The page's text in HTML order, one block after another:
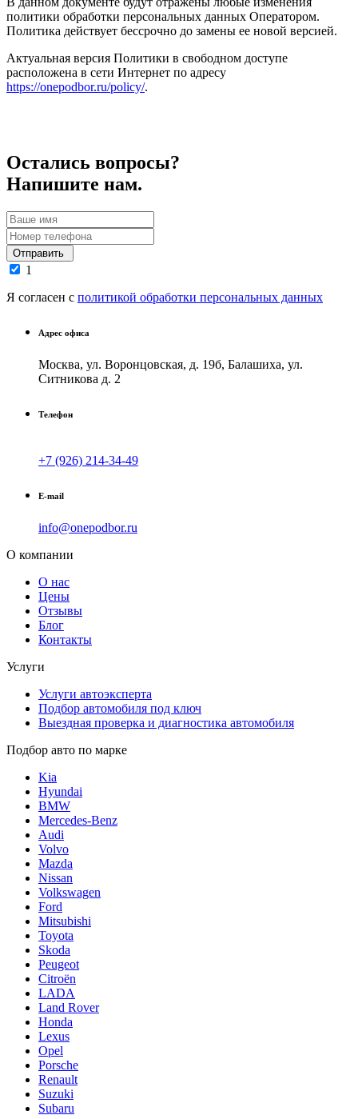
политики обработки персональных данных Оператором.
Политика действует бессрочно до замены ее новой версией.
Актуальная версия Политики в свободном доступе
расположена в сети Интернет по адресу
https://onepodbor.ru/policy/.
Остались вопросы?
Напишите нам.
Отправить
1
Я согласен с политикой обработки персональных данных
Адрес офиса
Москва, ул. Воронцовская, д. 19б, Балашиха, ул.
Ситникова д. 2
Телефон
+7 (926) 214-34-49
E-mail
info@onepodbor.ru
О компании
О нас
Цены
Отзывы
Блог
Контакты
Услуги
Услуги автоэксперта
Подбор автомобиля под ключ
Выездная проверка и диагностика автомобиля
Подбор авто по марке
Kia
Hyundai
BMW
Mercedes-Benz
Audi
Volvo
Mazda
Nissan
Volkswagen
Ford
Mitsubishi
Toyota
Skoda
Peugeot
Citroën
LADA
Land Rover
Honda
Lexus
Opel
Porsche
Renault
Suzuki
Subaru